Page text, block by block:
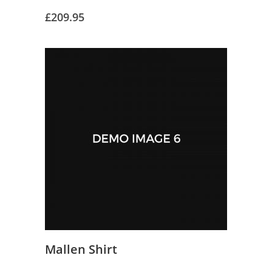
£209.95
Mallen Shirt